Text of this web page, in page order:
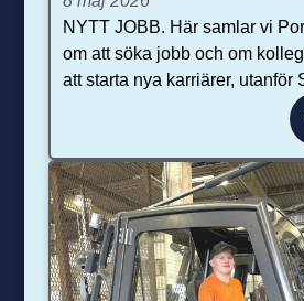
NYTT JOBB. Här samlar vi
om att söka jobb och om
att starta nya karriärer, utanför